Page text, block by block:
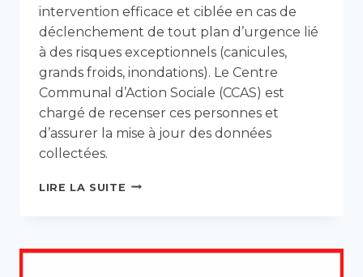
intervention efficace et ciblée en cas de
déclenchement de tout plan d’urgence lié
à des risques exceptionnels (canicules,
grands froids, inondations). Le Centre
Communal d’Action Sociale (CCAS) est
chargé de recenser ces personnes et
d’assurer la mise à jour des données
collectées.
LIRE LA SUITE REGISTRE
VULNÉRABLES